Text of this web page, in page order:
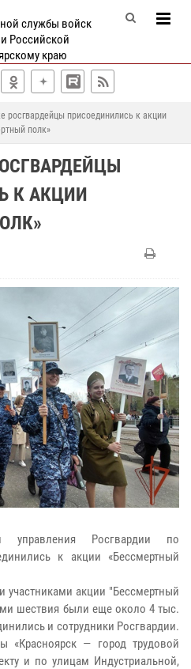
службы войск
Российской
краю
росгвардейцы присоединились к акции
полк»
К АКЦИИ
управления Росгвардии по
к акции «Бессмертный
участниками акции "Бессмертный
шествия были еще около 4 тыс.
и сотрудники Росгвардии.
«Красноярск — город трудовой
и по улицам Индустриальной,